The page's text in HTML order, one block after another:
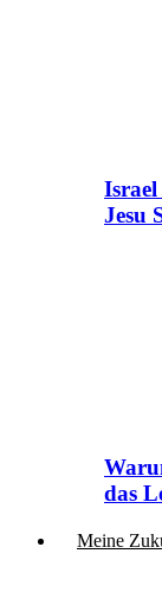
Israel
Jesu
das
Meine